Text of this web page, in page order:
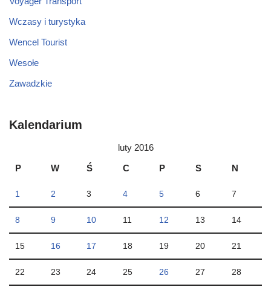
Wczasy i turystyka
Wencel Tourist
Wesołe
Zawadzkie
Kalendarium
luty 2016
P
W Ś C P S N
1 2 3 4 5 6 7
8 9 10 11 12 13 14
15 16 17 18 19 20 21
22 23 24 25 26 27 28